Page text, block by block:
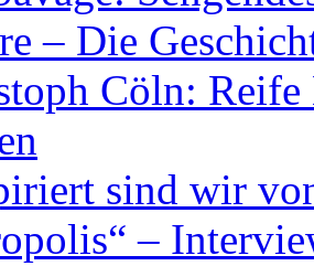
– Die
Cöln:
sind wir
–